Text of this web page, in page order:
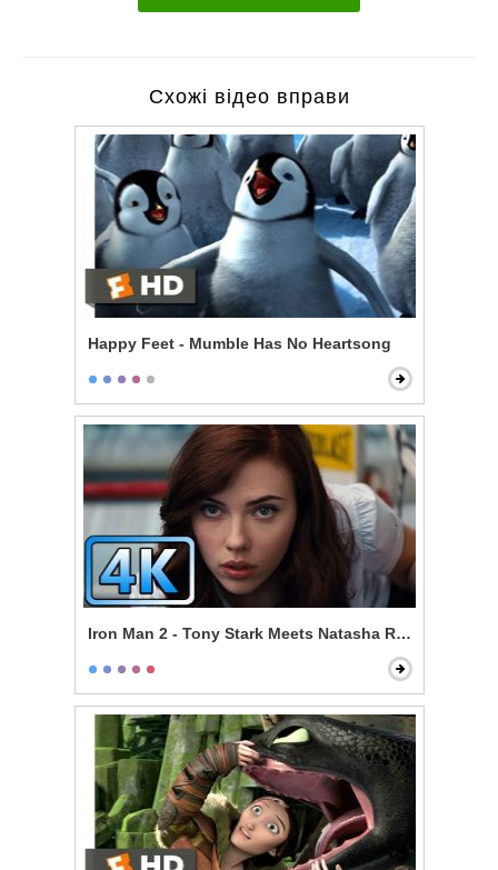
Схожі відео вправи
Happy Feet - Mumble Has No Heartsong
Iron Man 2 - Tony Stark Meets Natasha Romanoff